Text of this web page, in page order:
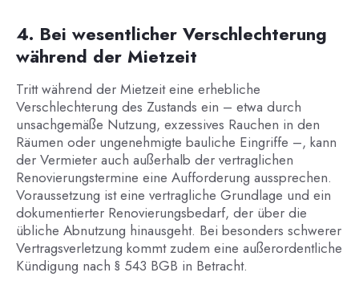
4. Bei wesentlicher Verschlechterung
während der Mietzeit
Tritt während der Mietzeit eine erhebliche
Verschlechterung des Zustands ein – etwa durch
unsachgemäße Nutzung, exzessives Rauchen in den
Räumen oder ungenehmigte bauliche Eingriffe –, kann
der Vermieter auch außerhalb der vertraglichen
Renovierungstermine eine Aufforderung aussprechen.
Voraussetzung ist eine vertragliche Grundlage und ein
dokumentierter Renovierungsbedarf, der über die
übliche Abnutzung hinausgeht. Bei besonders schwerer
Vertragsverletzung kommt zudem eine außerordentliche
Kündigung nach § 543 BGB in Betracht.